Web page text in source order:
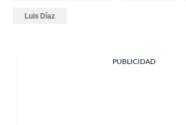
Luis Díaz
PUBLICIDAD